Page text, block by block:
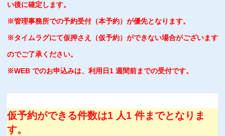
い後に確定します。
※管理事務所での予約受付（本予約）が優先となります。
※タイムラグにて仮押さえ（仮予約）ができない場合がございます
のでご了承ください。
※WEB でのお申込みは、利用日1 週間前までの受付です。
仮予約ができる件数は1 人1 件までとなりま
す。